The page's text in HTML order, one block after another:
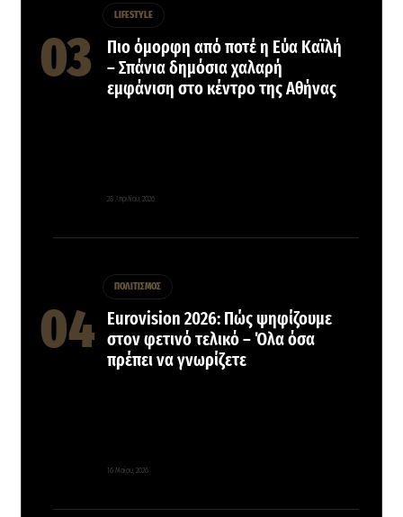
LIFESTYLE
Πιο όμορφη από ποτέ η Εύα Καϊλή
– Σπάνια δημόσια χαλαρή
εμφάνιση στο κέντρο της Αθήνας
28 Απριλίου, 2026
ΠΟΛΙΤΙΣΜΟΣ
Eurovision 2026: Πώς ψηφίζουμε
στον φετινό τελικό – Όλα όσα
πρέπει να γνωρίζετε
16 Μαΐου, 2026